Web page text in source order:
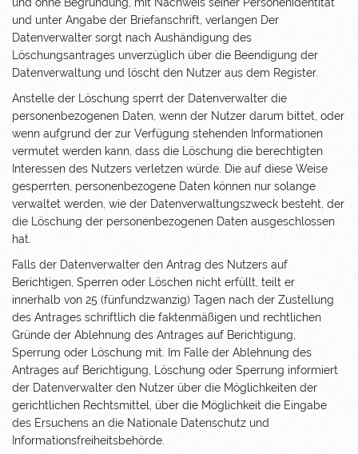
und unter Angabe der Briefanschrift, verlangen Der
Datenverwalter sorgt nach Aushändigung des
Löschungsantrages unverzüglich über die Beendigung der
Datenverwaltung und löscht den Nutzer aus dem Register.
Anstelle der Löschung sperrt der Datenverwalter die
personenbezogenen Daten, wenn der Nutzer darum bittet, oder
wenn aufgrund der zur Verfügung stehenden Informationen
vermutet werden kann, dass die Löschung die berechtigten
Interessen des Nutzers verletzen würde. Die auf diese Weise
gesperrten, personenbezogene Daten können nur solange
verwaltet werden, wie der Datenverwaltungszweck besteht, der
die Löschung der personenbezogenen Daten ausgeschlossen
hat.
Falls der Datenverwalter den Antrag des Nutzers auf
Berichtigen, Sperren oder Löschen nicht erfüllt, teilt er
innerhalb von 25 (fünfundzwanzig) Tagen nach der Zustellung
des Antrages schriftlich die faktenmäßigen und rechtlichen
Gründe der Ablehnung des Antrages auf Berichtigung,
Sperrung oder Löschung mit. Im Falle der Ablehnung des
Antrages auf Berichtigung, Löschung oder Sperrung informiert
der Datenverwalter den Nutzer über die Möglichkeiten der
gerichtlichen Rechtsmittel, über die Möglichkeit die Eingabe
des Ersuchens an die Nationale Datenschutz und
Informationsfreiheitsbehörde.